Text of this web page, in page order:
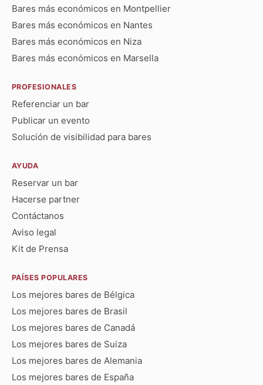
Bares más económicos en Montpellier
Bares más económicos en Nantes
Bares más económicos en Niza
Bares más económicos en Marsella
PROFESIONALES
Referenciar un bar
Publicar un evento
Solución de visibilidad para bares
AYUDA
Reservar un bar
Hacerse partner
Contáctanos
Aviso legal
Kit de Prensa
PAÍSES POPULARES
Los mejores bares de Bélgica
Los mejores bares de Brasil
Los mejores bares de Canadá
Los mejores bares de Suiza
Los mejores bares de Alemania
Los mejores bares de España